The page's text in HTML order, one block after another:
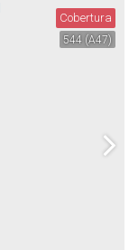
544 (A47)
Cobertura